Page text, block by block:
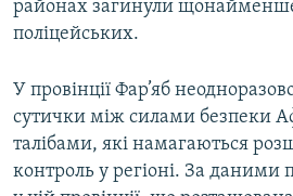
районах загинули
поліцейських.
У провінції Фар’яб
сутички між силами безпеки
талібами, які намагаються
контроль у регіоні. За даними